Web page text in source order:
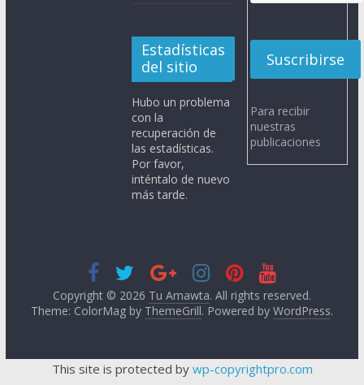
Estadísticas
del sitio
Hubo un problema
con la
recuperación de
las estadísticas.
Por favor,
inténtalo de nuevo
más tarde.
Para recibir
nuestras
publicaciones
Copyright © 2026 Tu Amawta. All rights reserved.
Theme: ColorMag by ThemeGrill. Powered by WordPress.
This site is protected by wp-copyrightpro.com